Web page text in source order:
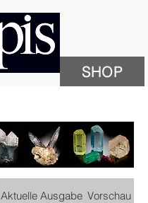
SHOP
Aktuelle Ausgabe Vorschau